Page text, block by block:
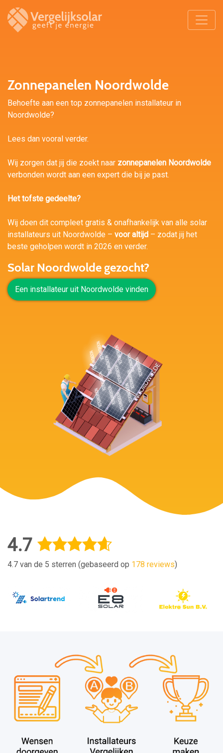
Zonnepanelen Noordwolde
Behoefte aan een top zonnepanelen installateur in
Noordwolde?
Lees dan vooral verder.
Wij zorgen dat jij die zoekt naar zonnepanelen Noordwolde
verbonden wordt aan een expert die bij je past.
Het tofste gedeelte?
Wij doen dit compleet gratis & onafhankelijk van alle solar
installateurs uit Noordwolde – voor altijd – zodat jij het
beste geholpen wordt in 2026 en verder.
Solar Noordwolde gezocht?
Een installateur uit Noordwolde vinden
4.7
4.7 van de 5 sterren (gebaseerd op 178 reviews)